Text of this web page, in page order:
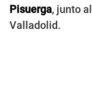
Pisuerga, junto al
Valladolid.